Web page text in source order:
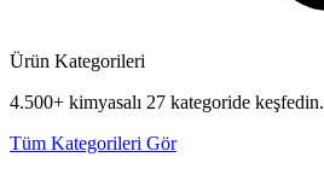
Ürün Kategorileri
4.500+ kimyasalı 27 kategoride keşfedin.
Tüm Kategorileri Gör